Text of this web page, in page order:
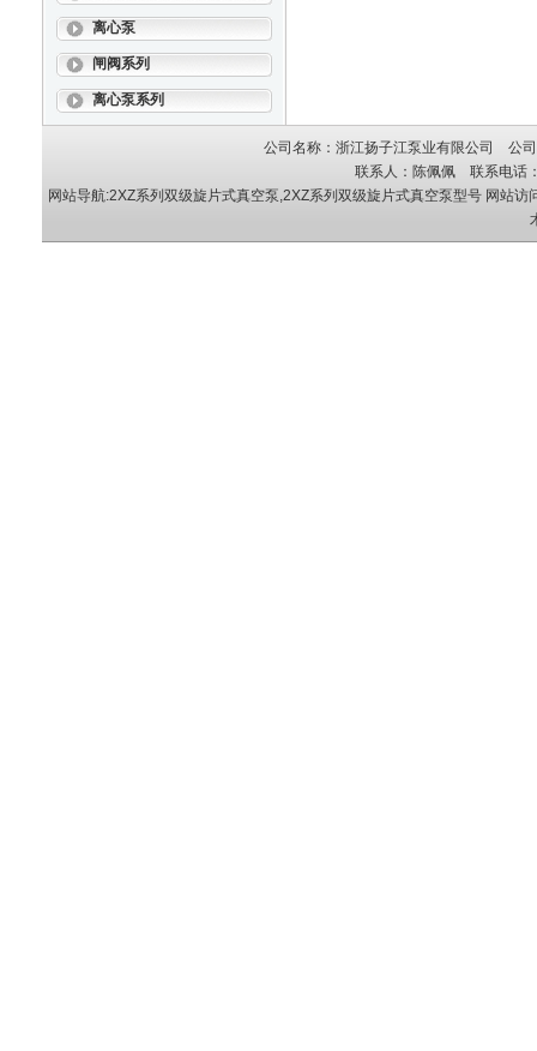
离心泵
闸阀系列
离心泵系列
公司名称：浙江扬子江泵业有限公司 公
联系人：陈佩佩 联系电话
网站导航:2XZ系列双级旋片式真空泵,2XZ系列双级旋片式真空泵型号 网站